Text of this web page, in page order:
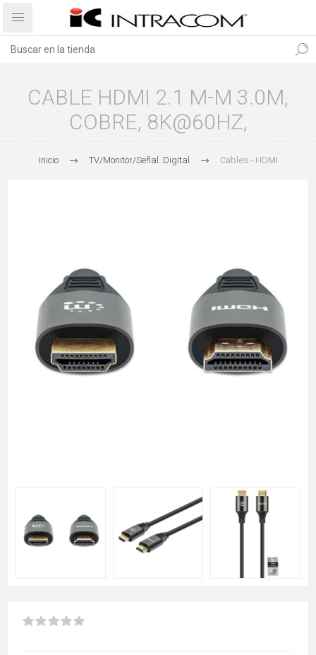
CABLE HDMI 2.1 M-M 3.0M,
COBRE, 8K@60HZ,
Inicio TV/Monitor/Señal. Digital Cables - HDMI